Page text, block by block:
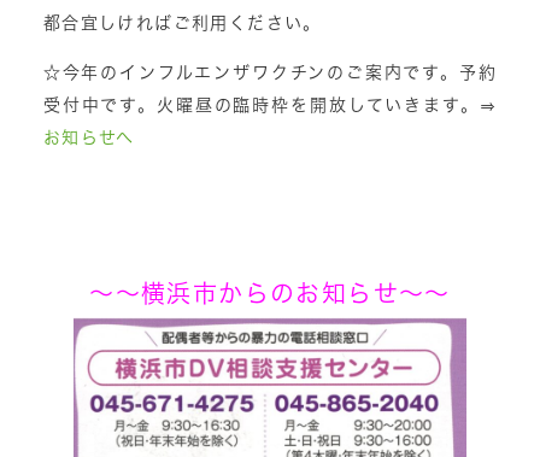
都合宜しければご利用ください。
☆今年のインフルエンザワクチンのご案内です。予約
受付中です。火曜昼の臨時枠を開放していきます。⇒
お知らせへ
～～横浜市からのお知らせ～～